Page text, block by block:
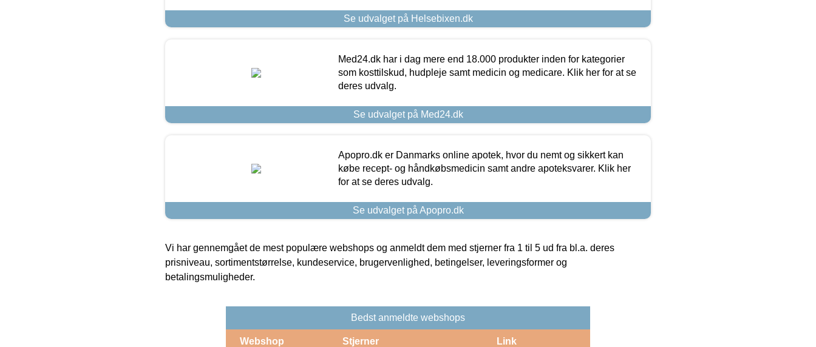
Se udvalget på Helsebixen.dk
Med24.dk har i dag mere end 18.000 produkter inden for kategorier
som kosttilskud, hudpleje samt medicin og medicare. Klik her for at se
deres udvalg.
Se udvalget på Med24.dk
Apopro.dk er Danmarks online apotek, hvor du nemt og sikkert kan
købe recept- og håndkøbsmedicin samt andre apoteksvarer. Klik her
for at se deres udvalg.
Se udvalget på Apopro.dk
Vi har gennemgået de mest populære webshops og anmeldt dem med stjerner fra 1 til 5 ud fra bl.a. deres
prisniveau, sortimentstørrelse, kundeservice, brugervenlighed, betingelser, leveringsformer og
betalingsmuligheder.
Bedst anmeldte webshops
Webshop Stjerner Link